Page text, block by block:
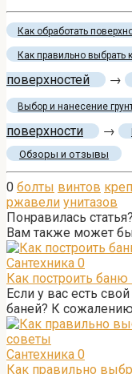
Как обработать
Как правильно выбрать
поверхностей
→
Выбор и нанесение
поверхности
→
Обзоры и отзывы
0 болты винтов
ржавели унитазов
Понравилась
Вам также может
Сантехника 0
Как построить
Если у вас есть
баней? К
Сантехника 0
Как правильно